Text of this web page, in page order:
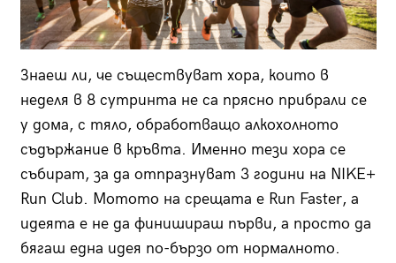
Знаеш ли, че съществуват хора, които в
неделя в 8 сутринта не са прясно прибрали се
у дома, с тяло, обработващо алкохолното
съдържание в кръвта. Именно тези хора се
събират, за да отпразнуват 3 години на NIKE+
Run Club. Мотото на срещата е Run Faster, а
идеята е не да финишираш първи, а просто да
бягаш една идея по-бързо от нормалното.